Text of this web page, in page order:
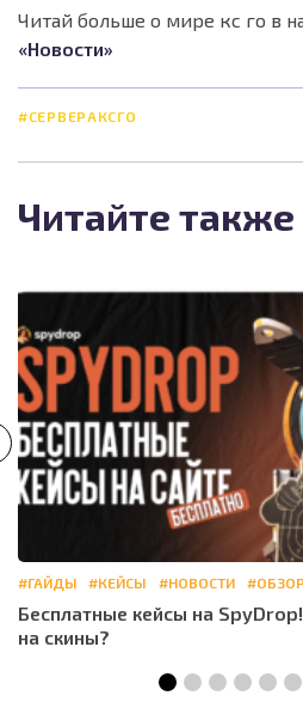
Читай больше о мире кс го в
«Новости»
#СЕРВЕРАКСГО
Читайте также
#ГАЙДЫ #КЕЙСЫ #НОВОСТИ
Бесплатные кейсы на
на скины?